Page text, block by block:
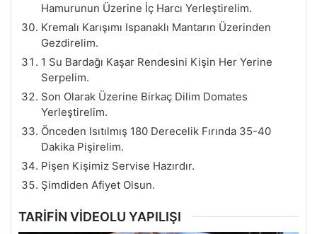
Hamurunun Üzerine İç Harcı Yerleştirelim.
Kremalı Karışımı Ispanaklı Mantarın Üzerinden
Gezdirelim.
1 Su Bardağı Kaşar Rendesini Kişin Her Yerine
Serpelim.
Son Olarak Üzerine Birkaç Dilim Domates
Yerleştirelim.
Önceden Isıtılmış 180 Derecelik Fırında 35-40
Dakika Pişirelim.
Pişen Kişimiz Servise Hazırdır.
Şimdiden Afiyet Olsun.
TARİFİN VİDEOLU YAPILIŞI